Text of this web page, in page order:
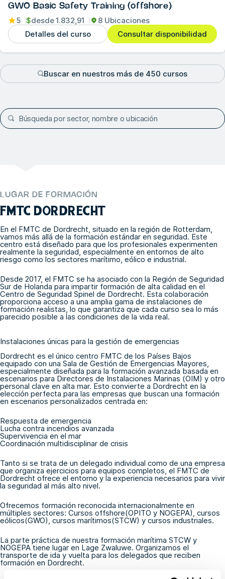
GWO Basic Safety Training (offshore)
5 $desde1.832,91
8 Ubicaciones
Detalles del curso
Consultar disponibilidad
Buscar en nuestros más de 450 cursos
LUGAR DE FORMACIÓN
FMTC DORDRECHT
En el FMTC de Dordrecht, situado en la región de Rotterdam,
vamos más allá de la formación estándar en seguridad. Este
centro está diseñado para que los profesionales experimenten
realmente la seguridad, especialmente en entornos de alto
riesgo como los sectores marítimo, eólico e industrial.
Desde 2017, el FMTC se ha asociado con la Región de Seguridad
Sur de Holanda para impartir formación de alta calidad en el
Centro de Seguridad Spinel de Dordrecht. Esta colaboración
proporciona acceso a una amplia gama de instalaciones de
formación realistas, lo que garantiza que cada curso sea lo más
parecido posible a las condiciones de la vida real.
Instalaciones únicas para la gestión de emergencias
Dordrecht es el único centro FMTC de los Países Bajos
equipado con una Sala de Gestión de Emergencias Mayores,
especialmente diseñada para la formación avanzada basada en
escenarios para Directores de Instalaciones Marinas (OIM) y otro
personal clave en alta mar. Esto convierte a Dordrecht en la
elección perfecta para las empresas que buscan una formación
en escenarios personalizados centrada en:
Respuesta de emergencia
Lucha contra incendios avanzada
Supervivencia en el mar
Coordinación multidisciplinar de crisis
Tanto si se trata de un delegado individual como de una empresa
que organiza ejercicios para equipos completos, el FMTC de
Dordrecht ofrece el entorno y la experiencia necesarios para vivir
la seguridad al más alto nivel.
Ofrecemos formación reconocida internacionalmente en
múltiples sectores: Cursos offshore(OPITO y NOGEPA), cursos
eólicos(GWO), cursos marítimos(STCW) y cursos industriales.
La parte práctica de nuestra formación marítima STCW y
NOGEPA tiene lugar en Lage Zwaluwe. Organizamos el
transporte de ida y vuelta para los delegados que reciben
formación en Dordrecht.